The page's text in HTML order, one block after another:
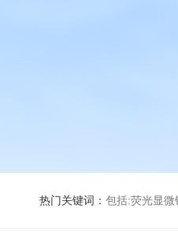
热门关键词： 包括:荧光显